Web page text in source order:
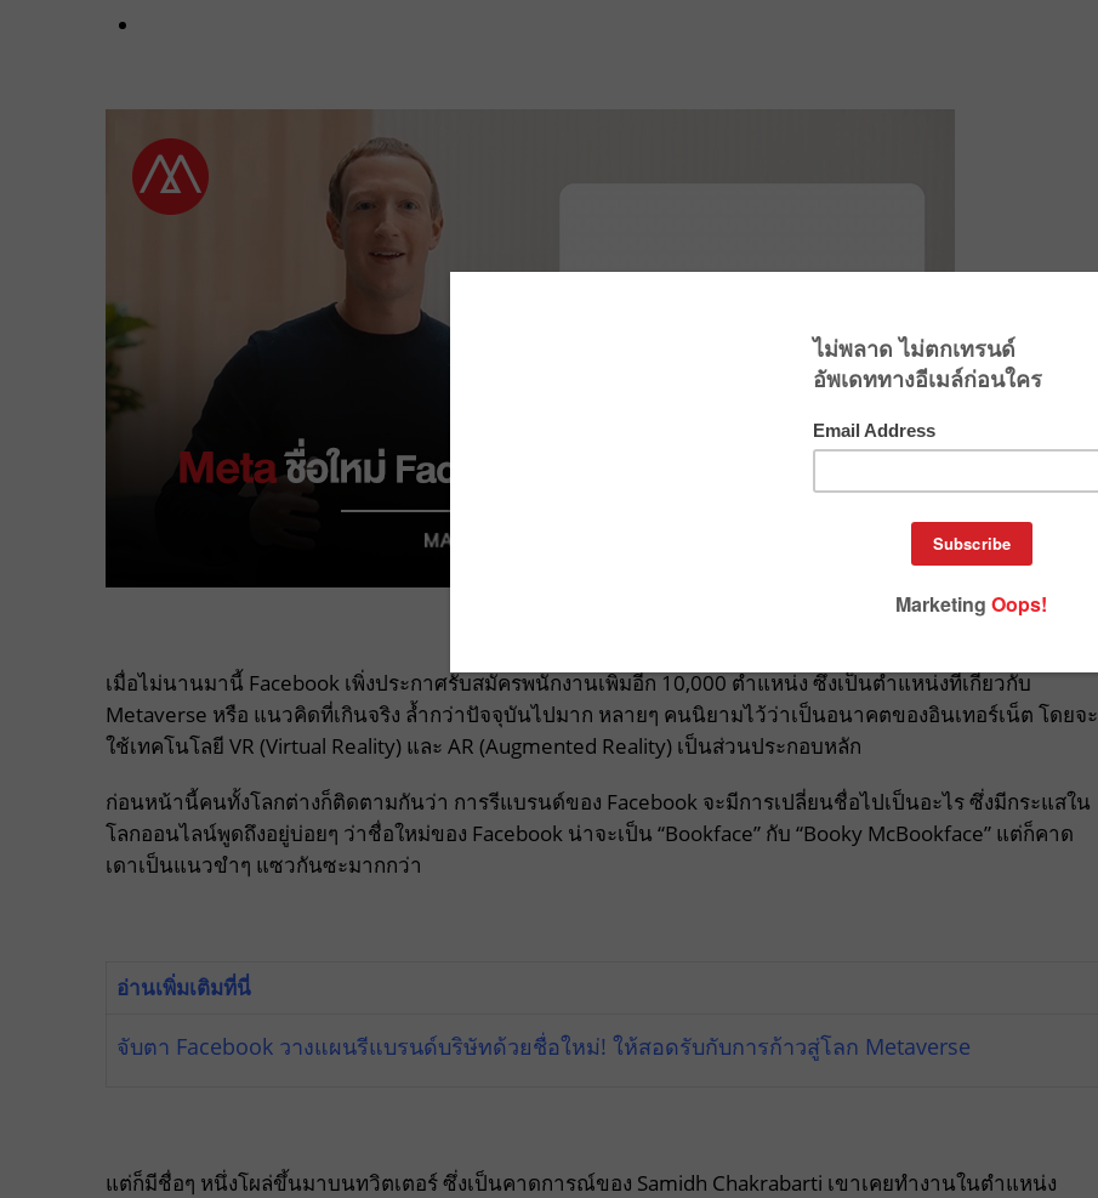
เมื่อไม่นานมานี้ Facebook เพิ่งประกาศรับสมัครพนักงานเพิ่มอีก 10,000 ตำแหน่ง ซึ่งเป็นตำแหน่งที่เกี่ยวกับ
Metaverse หรือ แนวคิดที่เกินจริง ล้ำกว่าปัจจุบันไปมาก หลายๆ คนนิยามไว้ว่าเป็นอนาคตของอินเทอร์เน็ต โดยจะ
ใช้เทคโนโลยี VR (Virtual Reality) และ AR (Augmented Reality) เป็นส่วนประกอบหลัก
ก่อนหน้านี้คนทั้งโลกต่างก็ติดตามกันว่า การรีแบรนด์ของ Facebook จะมีการเปลี่ยนชื่อไปเป็นอะไร ซึ่งมีกระแสใน
โลกออนไลน์พูดถึงอยู่บ่อยๆ ว่าชื่อใหม่ของ Facebook น่าจะเป็น “Bookface” กับ “Booky McBookface” แต่ก็คาด
เดาเป็นแนวขำๆ แซวกันซะมากกว่า
อ่านเพิ่มเติมที่นี่
จับตา Facebook วางแผนรีแบรนด์บริษัทด้วยชื่อใหม่! ให้สอดรับกับการก้าวสู่โลก Metaverse
แต่ก็มีชื่อๆ หนึ่งโผล่ขึ้นมาบนทวิตเตอร์ ซึ่งเป็นคาดการณ์ของ Samidh Chakrabarti เขาเคยทำงานในตำแหน่ง